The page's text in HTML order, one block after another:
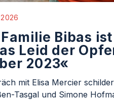
Bibas
Leid der
2023«
mit Elisa Mercier
Tasgal und Simone